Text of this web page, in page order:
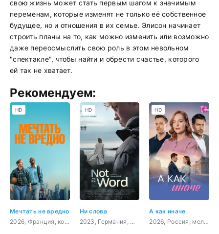
свою жизнь может стать первым шагом к значимым
переменам, которые изменят не только её собственное
будущее, но и отношения в их семье. Элисон начинает
строить планы на то, как можно изменить или возможно
даже переосмыслить свою роль в этом невольном
"спектакле", чтобы найти и обрести счастье, которого
ей так не хватает.
Рекомендуем:
Мечтать не вредно
2026, Франция, комедия, спорт
HD
Ни слова
2023, Германия, Словения, Франция, драма
HD
А как иначе
2026, Россия, мелодрама
HD